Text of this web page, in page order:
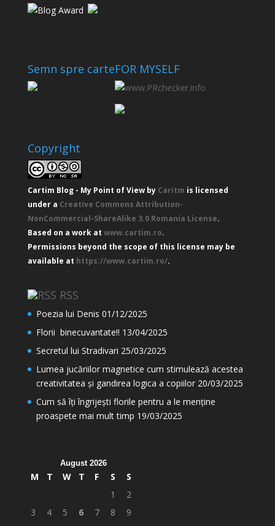
Semn spre carteFOR MYSELF
Copyright
Cartim Blog - My Point of Viewby Caritm is licensed
under a Creative Commons Attribution-
NonCommercial-ShareAlike 3.0 Romania License.
Based on a work at www.cartim.ro.
Permissions beyond the scope of this license may be
available at https://www.cartim.ro/.
RSS
Poezia lui Denis 01/12/2025
Florii binecuvantate!! 13/04/2025
Secretul lui Stradivari 25/03/2025
Lumea jucăriilor magnetice cum stimulează acestea
creativitatea și gandirea logica a copiilor 20/03/2025
Cum să îți îngrijești florile pentru a le menține
proaspete mai mult timp 19/03/2025
August 2026
M T W T F S
S
1
2
3
4 5 6 7 8
9